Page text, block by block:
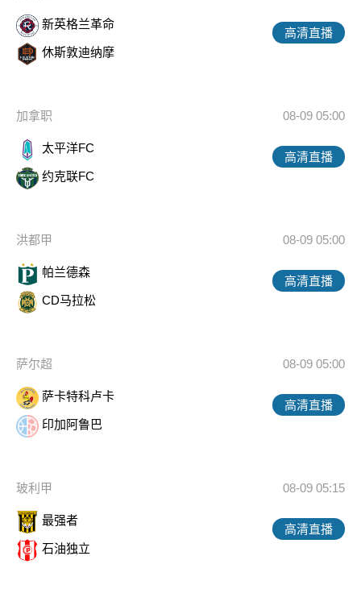
新英格兰革命
休斯敦迪纳摩
高清直播
加拿职 08-09 05:00
太平洋FC
约克联FC
高清直播
洪都甲 08-09 05:00
帕兰德森
CD马拉松
高清直播
萨尔超 08-09 05:00
萨卡特科卢卡
印加阿鲁巴
高清直播
玻利甲 08-09 05:15
最强者
石油独立
高清直播